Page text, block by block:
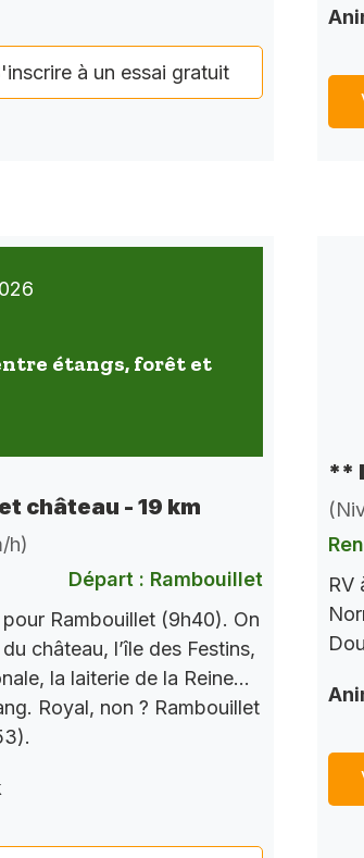
à un essai gratuit
étangs, forêt et
château - 19 km
h)
Départ : Rambouillet
Rambouillet (9h40). On
château, l’île des Festins,
la laiterie de la Reine…
Royal, non ? Rambouillet
**
RV